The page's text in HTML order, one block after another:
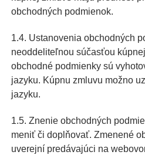
obchodných podmienok.
1.4. Ustanovenia obchodných
neoddeliteľnou súčasťou
obchodné podmienky sú
jazyku. Kúpnu zmluvu možno
jazyku.
1.5. Znenie obchodných
meniť či doplňovať. Zmenené
uverejní predávajúci na